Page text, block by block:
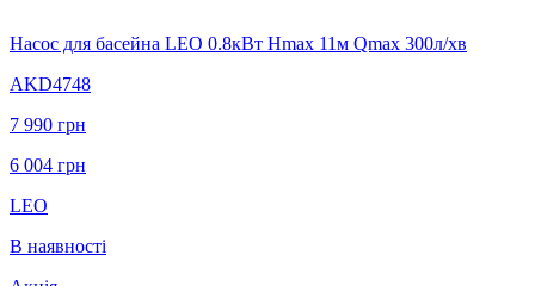
Насос для басейна LEO 0.8кВт Hmax 11м Qmax 300л/хв
AKD4748
7 990 грн
6 004 грн
LEO
В наявності